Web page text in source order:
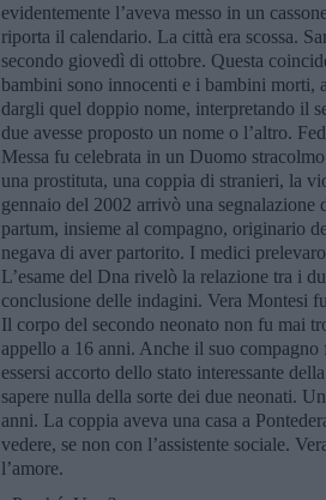
evidentemente l’aveva messo in un
riporta il calendario. La città era scossa.
secondo giovedì di ottobre. Questa
bambini sono innocenti e i bambini morti,
dargli quel doppio nome, interpretando il
due avesse proposto un nome o l’altro.
Messa fu celebrata in un Duomo
una prostituta, una coppia di stranieri, la
gennaio del 2002 arrivò una
partum, insieme al compagno, originario
negava di aver partorito. I medici
L’esame del Dna rivelò la relazione tra i
conclusione delle indagini. Vera Montesi
Il corpo del secondo neonato non fu mai
appello a 16 anni. Anche il suo
essersi accorto dello stato interessante
sapere nulla della sorte dei due neonati.
anni. La coppia aveva una casa a
vedere, se non con l’assistente sociale.
l’amore.